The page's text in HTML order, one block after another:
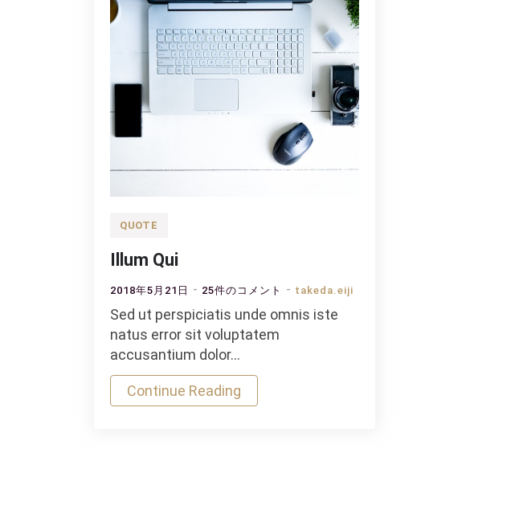
QUOTE
Illum Qui
2018年5月21日
Illum
Qui
の
25件のコメント takeda.eiji
Sed ut perspiciatis unde omnis iste
natus error sit voluptatem
accusantium dolor…
Continue Reading